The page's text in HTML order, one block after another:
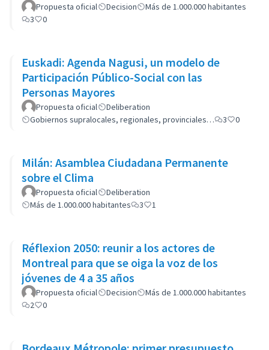
Propuesta oficial Decision
Más de 1.000.000 habitantes
3
0
Euskadi: Agenda Nagusi, un modelo de
Participación Público-Social con las
Personas Mayores
Propuesta oficial
Deliberation
Gobiernos supralocales, regionales, provinciales…
3 0
Milán: Asamblea Ciudadana Permanente
sobre el Clima
Propuesta oficial
Deliberation
Más de 1.000.000 habitantes
3 1
Réflexion 2050: reunir a los actores de
Montreal para que se oiga la voz de los
jóvenes de 4 a 35 años
Propuesta oficial Decision
Más de 1.000.000 habitantes
2
0